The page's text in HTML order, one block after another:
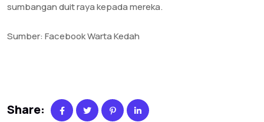
sumbangan duit raya kepada mereka.
Sumber: Facebook Warta Kedah
Share: